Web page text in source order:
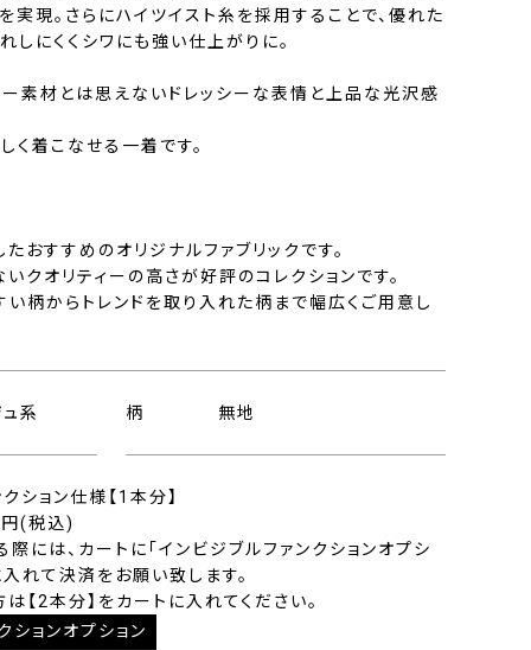
現。さらにハイツイスト糸を採用することで、優れた
しにくくシワにも強い仕上がりに。
ー素材とは思えないドレッシーな表情と上品な光沢感
く着こなせる一着です。
おすすめのオリジナルファブリックです。
クオリティーの高さが好評のコレクションです。
柄からトレンドを取り入れた柄まで幅広くご用意し
系 柄 無地
ション仕様【1本分】
(税込)
には、カートに「インビジブルファンクションオプシ
れて決済をお願い致します。
【2本分】をカートに入れてください。
ションオプション